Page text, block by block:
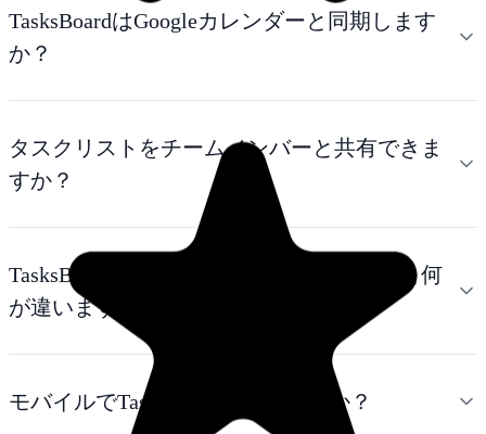
TasksBoardはGoogleカレンダーと同期します
か？
タスクリストをチームメンバーと共有できま
すか？
TasksBoardは基本的なToDoリストアプリと何
が違いますか？
モバイルでTasksBoardを使えますか？